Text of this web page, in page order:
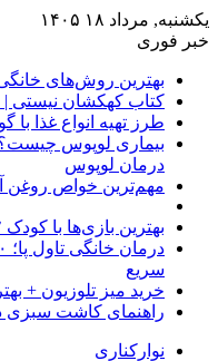
یکشنبه, مرداد ۱۸ ۱۴۰۵
خبر فوری
بهترین روش‌های
کتاب کهکشان نیستی
طرز تهیه انواع غذا
بیماری لوپوس چیست؟
درمان لوپوس
مهم‌ترین خواص روغن
بهترین بازی‌ها با کودک ۲ ساله
سریع
خرید میز تلوزیون +
راهنمای کاشت سبزی در گلدان +
نوارکناری